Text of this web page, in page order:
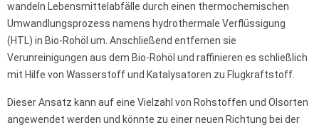
wandeln Lebensmittelabfälle durch einen thermochemischen
Umwandlungsprozess namens hydrothermale Verflüssigung
(HTL) in Bio-Rohöl um. Anschließend entfernen sie
Verunreinigungen aus dem Bio-Rohöl und raffinieren es schließlich
mit Hilfe von Wasserstoff und Katalysatoren zu Flugkraftstoff.
Dieser Ansatz kann auf eine Vielzahl von Rohstoffen und Ölsorten
angewendet werden und könnte zu einer neuen Richtung bei der